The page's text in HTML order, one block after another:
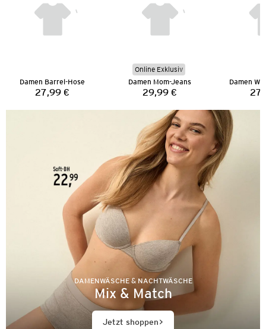
Damen Barrel-Hose
Preis:
27,99 €
Online Exklusiv
Damen Mom-Jeans
Preis:
29,99 €
Damen
DAMENWÄSCHE & NACHTWÄSCHE
Mix & Match
Jetzt shoppen